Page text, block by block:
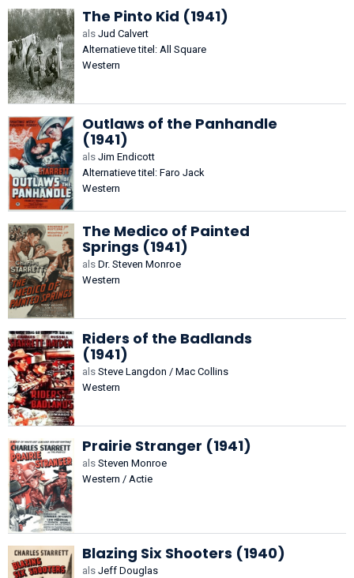
The Pinto Kid (1941)
als Jud Calvert
Alternatieve titel: All Square
Western
Outlaws of the Panhandle
(1941)
als Jim Endicott
Alternatieve titel: Faro Jack
Western
The Medico of Painted
Springs (1941)
als Dr. Steven Monroe
Western
Riders of the Badlands
(1941)
als Steve Langdon / Mac Collins
Western
Prairie Stranger (1941)
als Steven Monroe
Western / Actie
Blazing Six Shooters (1940)
als Jeff Douglas